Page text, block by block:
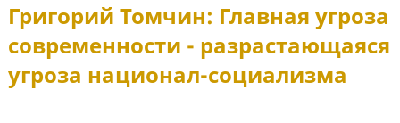
Григорий Томчин: Главная угроза
современности - разрастающаяся
угроза национал-социализма